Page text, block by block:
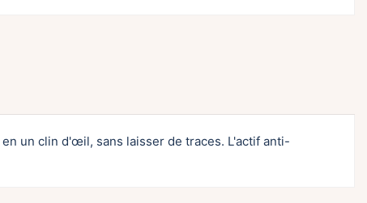
un clin d'œil, sans laisser de traces. L'actif anti-